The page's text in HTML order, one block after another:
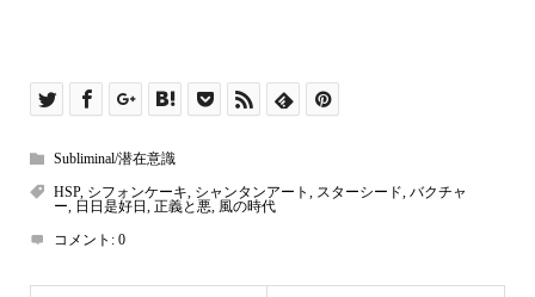
Subliminal/潜在意識
HSP, シフォンケーキ シャンタンアート スターシード バクチャ
ー
日日是好日 正義と悪, 風の時代
コメント: 0